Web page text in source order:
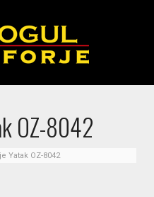
OZ-8042
Yatak OZ-8042